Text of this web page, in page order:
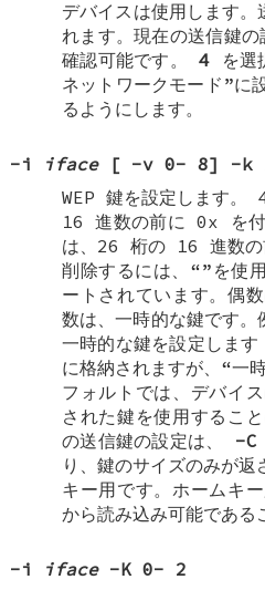
デバイスは使用します。
れます。現在の送信鍵
確認可能です。4 を選
ネットワークモード”に
るようにします。
-i iface[ -v 0-8] -k
WEP 鍵を設定します
16 進数の前に 0x を
は、26 桁の 16 進数
削除するには、“”を使
ートされています。偶
数は、一時的な鍵です。
一時的な鍵を設定しま
に格納されますが、“一
フォルトでは、デバイ
された鍵を使用するこ
の送信鍵の設定は、 -C
り、鍵のサイズのみが返
キー用です。ホームキ
から読み込み可能である
-i iface -K 0- 2